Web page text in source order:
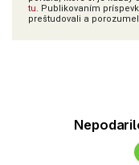
tu. Publikovaním
preštudovali a